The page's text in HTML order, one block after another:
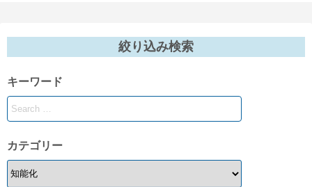
絞り込み検索
キーワード
カテゴリー